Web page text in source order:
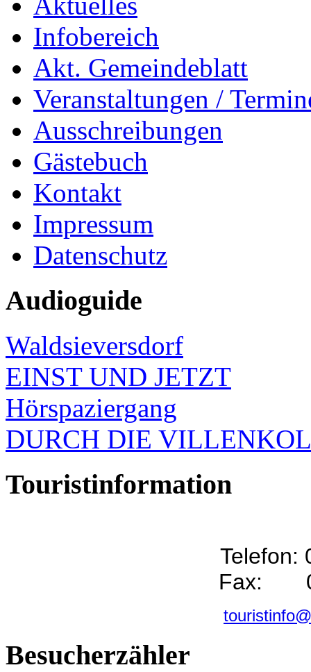
Infobereich
Akt. Gemeindeblatt
Veranstaltungen /
Ausschreibungen
Gästebuch
Kontakt
Impressum
Datenschutz
Audioguide
Waldsieversdorf
EINST UND JETZT
Hörspaziergang
DURCH DIE
Touristinformation
Telefon:
Fax:
Besucherzähler